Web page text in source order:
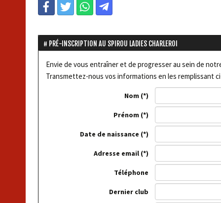
PRÉ-INSCRIPTION AU SPIROU LADIES CHARLEROI
Envie de vous entraîner et de progresser au sein de
Transmettez-nous vos informations en les remplissant
Nom
Prénom
Date de naissance
Adresse email
Téléphone
Dernier club